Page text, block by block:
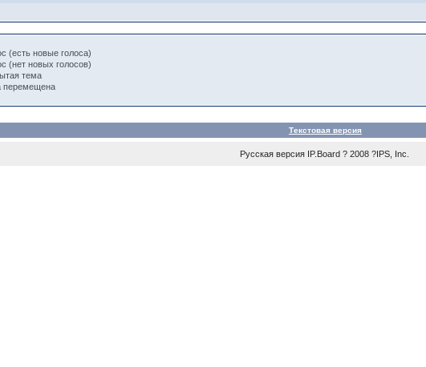
(есть новые голоса)
(нет новых голосов)
тема
перемещена
Текстовая версия
Русская версия IP.Board ? 2008 ?IPS, Inc.